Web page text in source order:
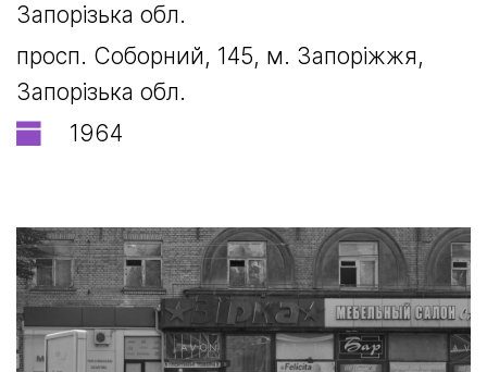
Запорізька обл.
просп. Соборний, 145, м. Запоріжжя,
Запорізька обл.
1964